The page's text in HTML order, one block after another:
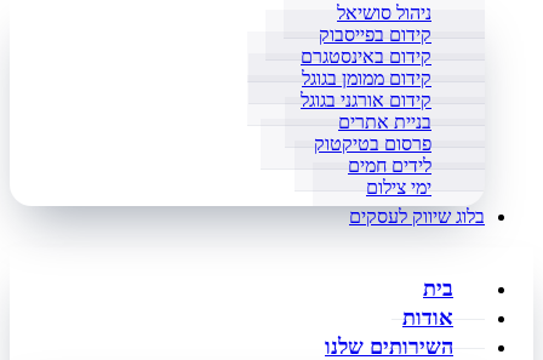
ניהול סושיאל
קידום בפייסבוק
קידום באינסטגרם
קידום ממומן בגוגל
קידום אורגני בגוגל
בניית אתרים
פרסום בטיקטוק
לידים חמים
ימי צילום
בלוג שיווק לעסקים
בית
אודות
השירותים שלנו